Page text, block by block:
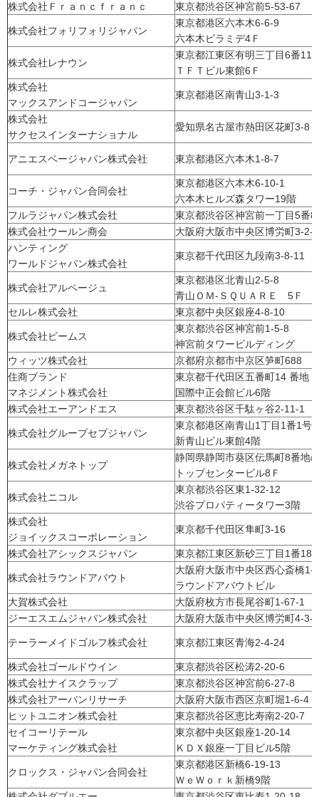
株式会社Ｆｒａｎｃｆｒａｎｃ
東京都渋谷区神宮前5-53-67
株式会社フォリフォリジャパン
東京都港区六本木6-6-9
六本木ピラミデ4Ｆ
株式会社レナウン
東京都江東区有明三丁目6番
ＴＦＴビル東館6Ｆ
株式会社
マックスアンドコージャパン
東京都港区南青山3-1-3
株式会社
サクセスインターナショナル
愛知県名古屋市熱田区花町3-8
アニエスベージャパン株式会社 東京都港区六本木1-8-7
コーチ・ジャパン合同会社
東京都港区六本木6-10-1
六本木ヒルズ森タワー19階
フルラジャパン株式会社
東京都渋谷区神宮前一丁目5番8
株式会社ウールン商会
大阪府大阪市中央区博労町3-2-3
ハンティング
ワールドジャパン株式会社
東京都千代田区九段南3-8-11
株式会社アルページュ
東京都港区北青山2-5-8
青山ＯＭ-ＳＱＵＡＲＥ 5Ｆ
セルレ株式会社
東京都中央区銀座4-8-10
株式会社ビームス
東京都渋谷区神宮前1-5-8
神宮前タワービルディング
ウィッツ株式会社
京都府京都市中京区笋町688
住商ブランド
マネジメント株式会社
東京都千代田区五番町14 番地
国際中正会館ビル6階
株式会社エーアンドエス
東京都渋谷区千駄ヶ谷2-11-1
株式会社グループセブジャパン
東京都港区南青山1丁目1番1
新青山ビル東館4階
株式会社メガネトップ
静岡県静岡市葵区伝馬町8番
トップセンタービル8Ｆ
株式会社ニコル
東京都渋谷区東1-32-12
渋谷プロパティータワー3階
株式会社
ジョイックスコーポレーション
東京都千代田区隼町3-16
株式会社アシックスジャパン 東京都江東区新砂三丁目1番18
株式会社ラウンドアバウト
大阪府大阪市中央区西心斎橋1-
ラウンドアバウトビル
大賀株式会社
大阪府枚方市長尾谷町1-67-1
ジーエスエムジャパン株式会社
大阪府大阪市中央区博労町4-3-2
テーラーメイドゴルフ株式会社 東京都江東区青海2-4-24
株式会社ゴールドウイン
東京都渋谷区松涛2-20-6
株式会社ナイスクラップ
東京都渋谷区神宮前6-27-8
株式会社アーバンリサーチ
大阪府大阪市西区京町堀1-6-4
ヒットユニオン株式会社
東京都渋谷区恵比寿南2-20-7
セイコーリテール
マーケティング株式会社
東京都中央区銀座1-20-14
ＫＤＸ銀座一丁目ビル5階
クロックス・ジャパン合同会社
東京都港区新橋6-19-13
ＷｅＷｏｒｋ新橋9階